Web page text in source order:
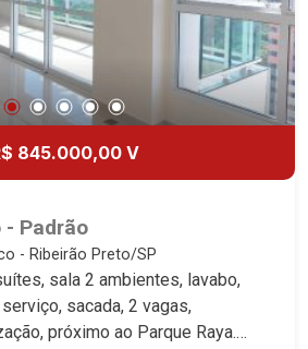
845.000,00 V
Padrão
- Ribeirão Preto/SP
sala 2 ambientes, lavabo,
sacada, 2 vagas,
próximo ao Parque Raya.